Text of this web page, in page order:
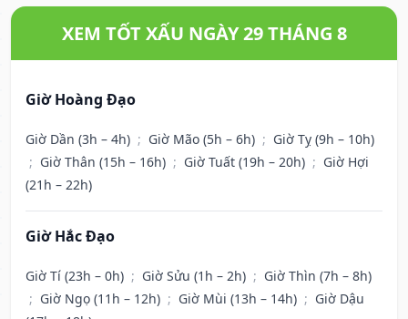
XEM TỐT XẤU NGÀY 29 THÁNG 8
Giờ Hoàng Đạo
Giờ Dần (3h – 4h) ; Giờ Mão (5h – 6h) ; Giờ Tỵ (9h – 10h)
; Giờ Thân (15h – 16h) ; Giờ Tuất (19h – 20h) ; Giờ Hợi
(21h – 22h)
Giờ Hắc Đạo
Giờ Tí (23h – 0h) ; Giờ Sửu (1h – 2h) ; Giờ Thìn (7h – 8h)
; Giờ Ngọ (11h – 12h) ; Giờ Mùi (13h – 14h) ; Giờ Dậu